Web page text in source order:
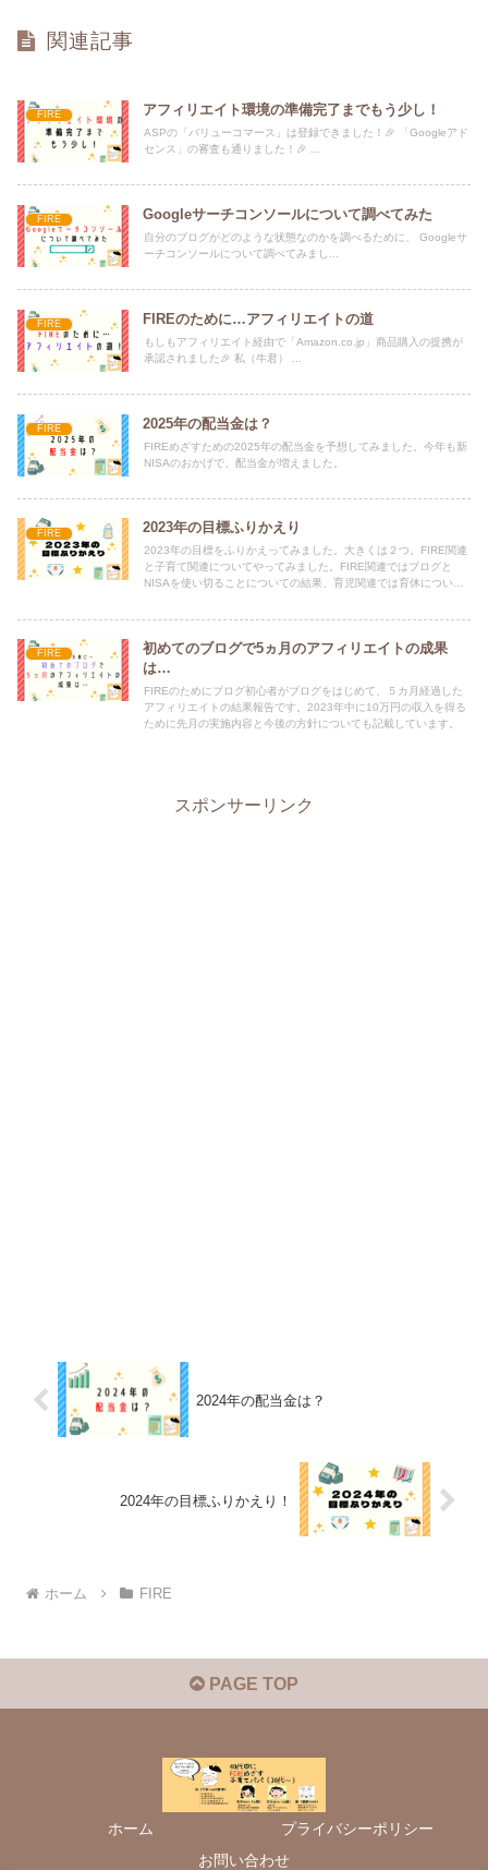
関連記事
FIRE アフィリエイト環境の準備完了までもう少し！
ASPの「バリューコマース」は登録できました！🎉 「Googleアド
センス」の審査も通りました！🎉 ...
FIRE Googleサーチコンソールについて調べてみた
自分のブログがどのような状態なのかを調べるために、 Googleサ
ーチコンソールについて調べてみまし...
FIRE FIREのために…アフィリエイトの道
もしもアフィリエイト経由で「Amazon.co.jp」商品購入の提携が
承認されました🎉 私（牛君） ...
FIRE 2025年の配当金は？
FIREめざすための2025年の配当金を予想してみました。今年も新
NISAのおかげで、配当金が増えました。
FIRE 2023年の目標ふりかえり
2023年の目標をふりかえってみました。大きくは２つ。FIRE関連
と子育て関連についてやってみました。FIRE関連ではブログと
NISAを使い切ることについての結果、育児関連では育休について
FIRE
初めてのブログで5ヵ月のアフィリエイトの成果
は…
FIREのためにブログ初心者がブログをはじめて、５カ月経過した
アフィリエイトの結果報告です。2023年中に10万円の収入を得る
ために先月の実施内容と今後の方針についても記載しています。
スポンサーリンク
2024年の配当金は？
2024年の目標ふりかえり！
ホーム FIRE
PAGE TOP
ホーム
プライバシーポリシー
お問い合わせ